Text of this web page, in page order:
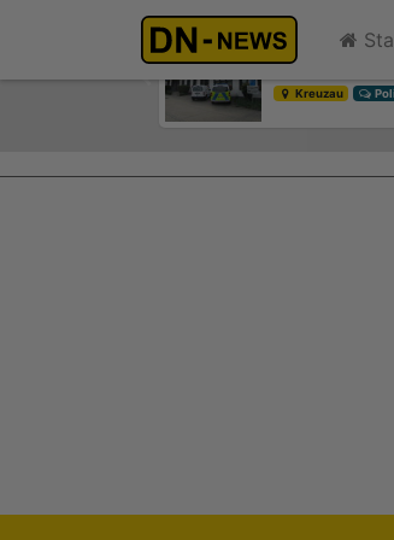
Während
Kreuzau
Previous